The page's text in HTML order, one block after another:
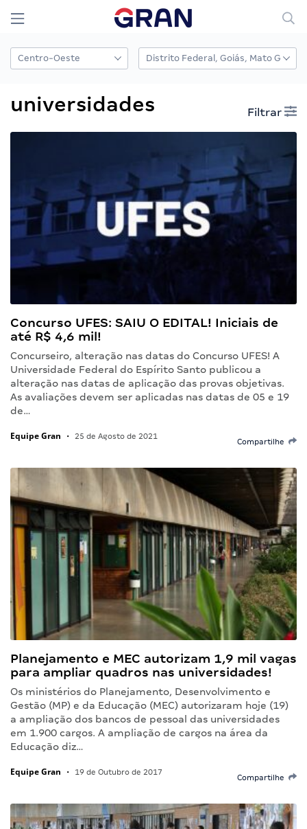
universidades Filtrar
Concurso UFES: SAIU O EDITAL! Iniciais de
até R$ 4,6 mil!
Concurseiro, alteração nas datas do Concurso UFES! A
Universidade Federal do Espírito Santo publicou a
alteração nas datas de aplicação das provas objetivas.
As avaliações devem ser aplicadas nas datas de 05 e 19
de…
Equipe Gran • 25 de Agosto de 2021
Compartilhe
Planejamento e MEC autorizam 1,9 mil vagas
para ampliar quadros nas universidades!
Os ministérios do Planejamento, Desenvolvimento e
Gestão (MP) e da Educação (MEC) autorizaram hoje (19)
a ampliação dos bancos de pessoal das universidades
em 1.900 cargos. A ampliação de cargos na área da
Educação diz…
Equipe Gran • 19 de Outubro de 2017
Compartilhe